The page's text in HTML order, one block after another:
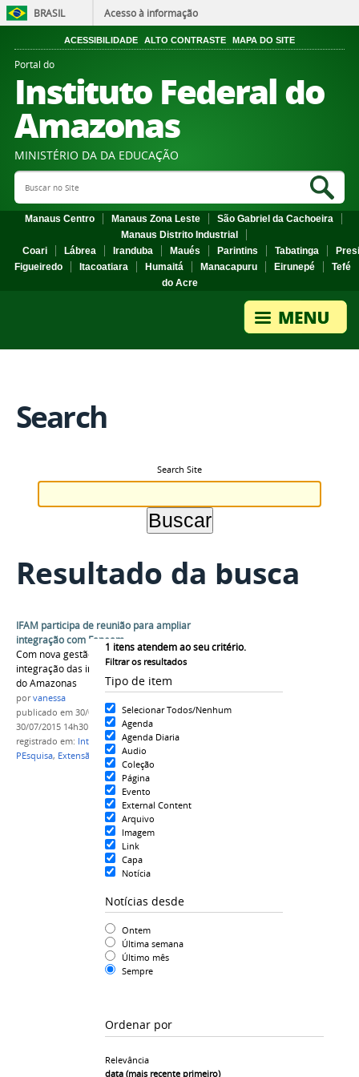
BRASIL Acesso à informação
ACESSIBILIDADE ALTO CONTRASTE MAPA DO SITE
Portal do
Instituto Federal do
Amazonas
MINISTÉRIO DA DA EDUCAÇÃO
Search Site
Manaus Centro Manaus Zona Leste
São Gabriel da Cachoeira
Manaus Distrito Industrial
Coari
Lábrea Iranduba Maués Parintins Tabatinga
Figueiredo
Itacoatiara Humaitá Manacapuru Eirunepé
Tefé
do Acre
Search
Search Site
Resultado da busca
1 itens atendem ao seu critério.
Filtrar os resultados
Tipo de item
Selecionar Todos/Nenhum
Agenda
Agenda Diaria
Audio
Coleção
Página
Evento
External Content
Arquivo
Imagem
Link
Capa
Notícia
Notícias desde
Ontem
Última semana
Último mês
Sempre
Ordenar por
Relevância
data (mais recente primeiro)
IFAM participa de reunião para ampliar
integração com Fapeam
Com nova gestão, Fapeam pretende ampliar
integração das instituições de ensino e pesquisa
do Amazonas
porvanessa
publicado em 30/07/2015—última modificaçãoem
30/07/2015 14h30
registrado em: Integração ,Parcerias,Ensino
PEsquisa, Extensão